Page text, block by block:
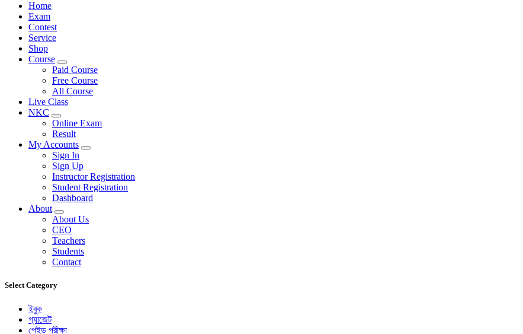
Home
Exam
Contest
Service
Shop
Course
Paid Course
Free Course
All Course
Live Class
NKC
Online Exam
Result
My Accounts
Sign In
Sign Up
Instructor Registration
Student Registration
Dashboard
About
About Us
CEO
Teachers
Students
Contact
Select Category
ইবুক
গ্যাজেট
পেইড পরীক্ষা